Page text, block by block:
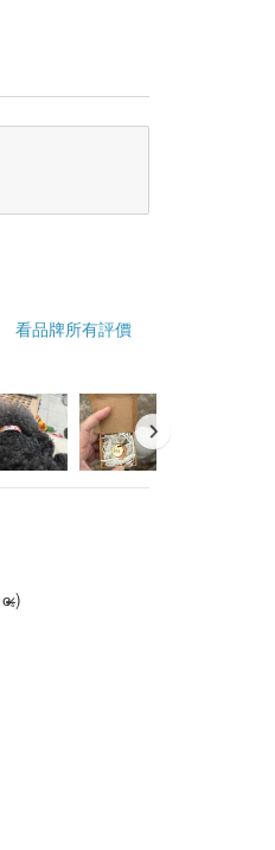
看品牌所有評價